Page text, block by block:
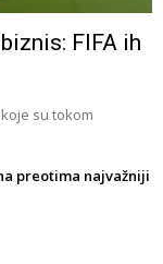
FIFA ih
su tokom
preotima najvažniji